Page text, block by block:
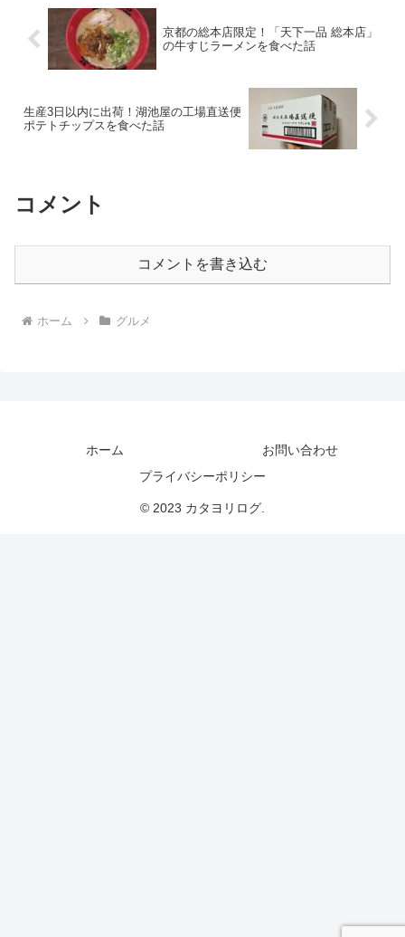
京都の総本店限定！「天下一品 総本店」
の牛すじラーメンを食べた話
生産3日以内に出荷！湖池屋の工場直送便
ポテトチップスを食べた話
コメント
コメントを書き込む
ホーム グルメ
ホーム
お問い合わせ
プライバシーポリシー
© 2023 カタヨリログ.